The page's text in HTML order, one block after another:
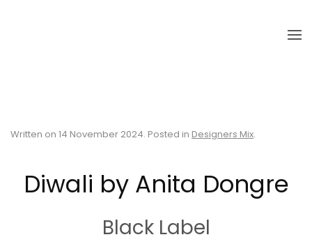
Written on 14 November 2024. Posted in Designers Mix.
Diwali by Anita Dongre
Black Label